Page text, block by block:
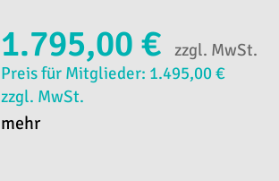
1.795,00 €
zzgl. MwSt.
Preis für Mitglieder: 1.495,00 €
zzgl. MwSt.
mehr